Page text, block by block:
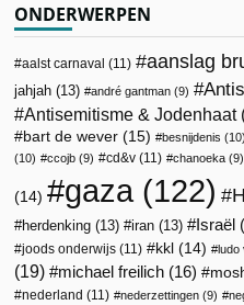
ONDERWERPEN
aalst carnaval (11) aanslag
jahjah (13) andré gantman (9)
Antisemitisme & Jodenhaat
bart de wever (15) besnijdenis (10)
(10)
ccojb (9) cd&v (11) chanoeka (9)
(14) gaza (122)
herdenking (13) iran (13) Israël
joods onderwijs (11) kkl (14) ludo
(19)
michael freilich (16)
nederland (11) nederzettingen (9)